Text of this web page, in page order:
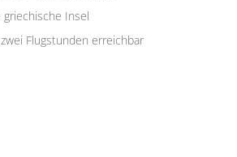
Insel
Flugstunden erreichbar